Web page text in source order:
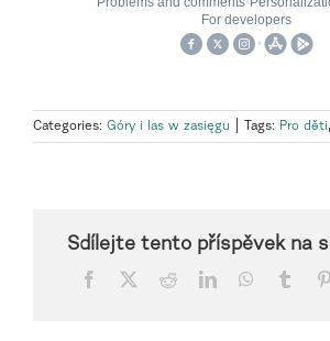
Categories: Góry i las w zasięgu Tags: Pro děti,
Sdílejte tento příspěvek na
Facebook RedditLinkedInWhatsApp